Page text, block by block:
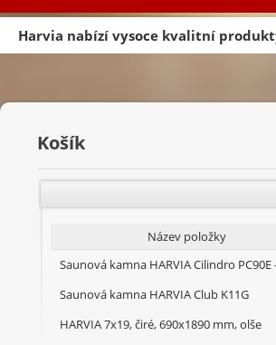
Harvia nabízí vysoce kvalitní
Košík
Název položky
Saunová kamna HARVIA Cilindro PC90E
Saunová kamna HARVIA Club K11G
HARVIA 7x19, čiré, 690x1890 mm, olše